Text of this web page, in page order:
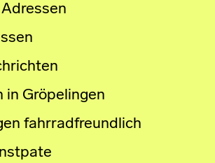
in Gröpelingen
fahrradfreundlich